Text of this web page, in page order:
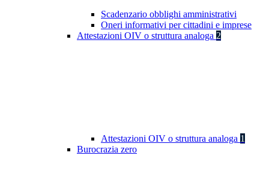
Scadenzario obblighi amministrativi
Oneri informativi per cittadini e imprese
Attestazioni OIV o struttura analoga 2
Attestazioni OIV o struttura analoga 1
Burocrazia zero